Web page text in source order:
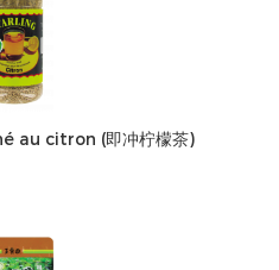
au citron (即冲柠檬茶)